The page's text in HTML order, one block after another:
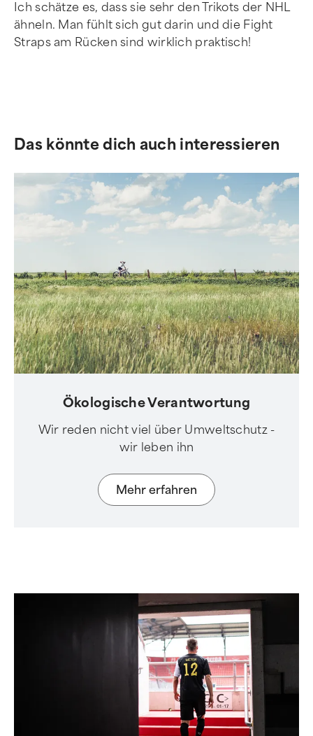
Ich schätze es, dass sie sehr den Trikots der NHL
ähneln. Man fühlt sich gut darin und die Fight
Straps am Rücken sind wirklich praktisch!
Das könnte dich auch interessieren
Ökologische Verantwortung
Wir reden nicht viel über Umweltschutz -
wir leben ihn
Mehr erfahren